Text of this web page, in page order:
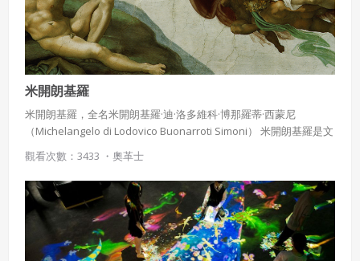
米開朗基羅
米開朗基羅，全名米開朗基羅·迪·洛多維科·博那羅蒂·西蒙尼
（Michelangelo di Lodovico Buonarroti Simoni） 米開朗基羅是文
藝復興時期傑出的雕塑家、建築師、畫家和詩人，與李奧納多·達文
西和拉斐爾並稱「文藝復興藝術三傑」 以人物「健美」著稱，即使
女性的身體也描畫的肌肉健壯。
觀看次數：3433 ・ 奧革士